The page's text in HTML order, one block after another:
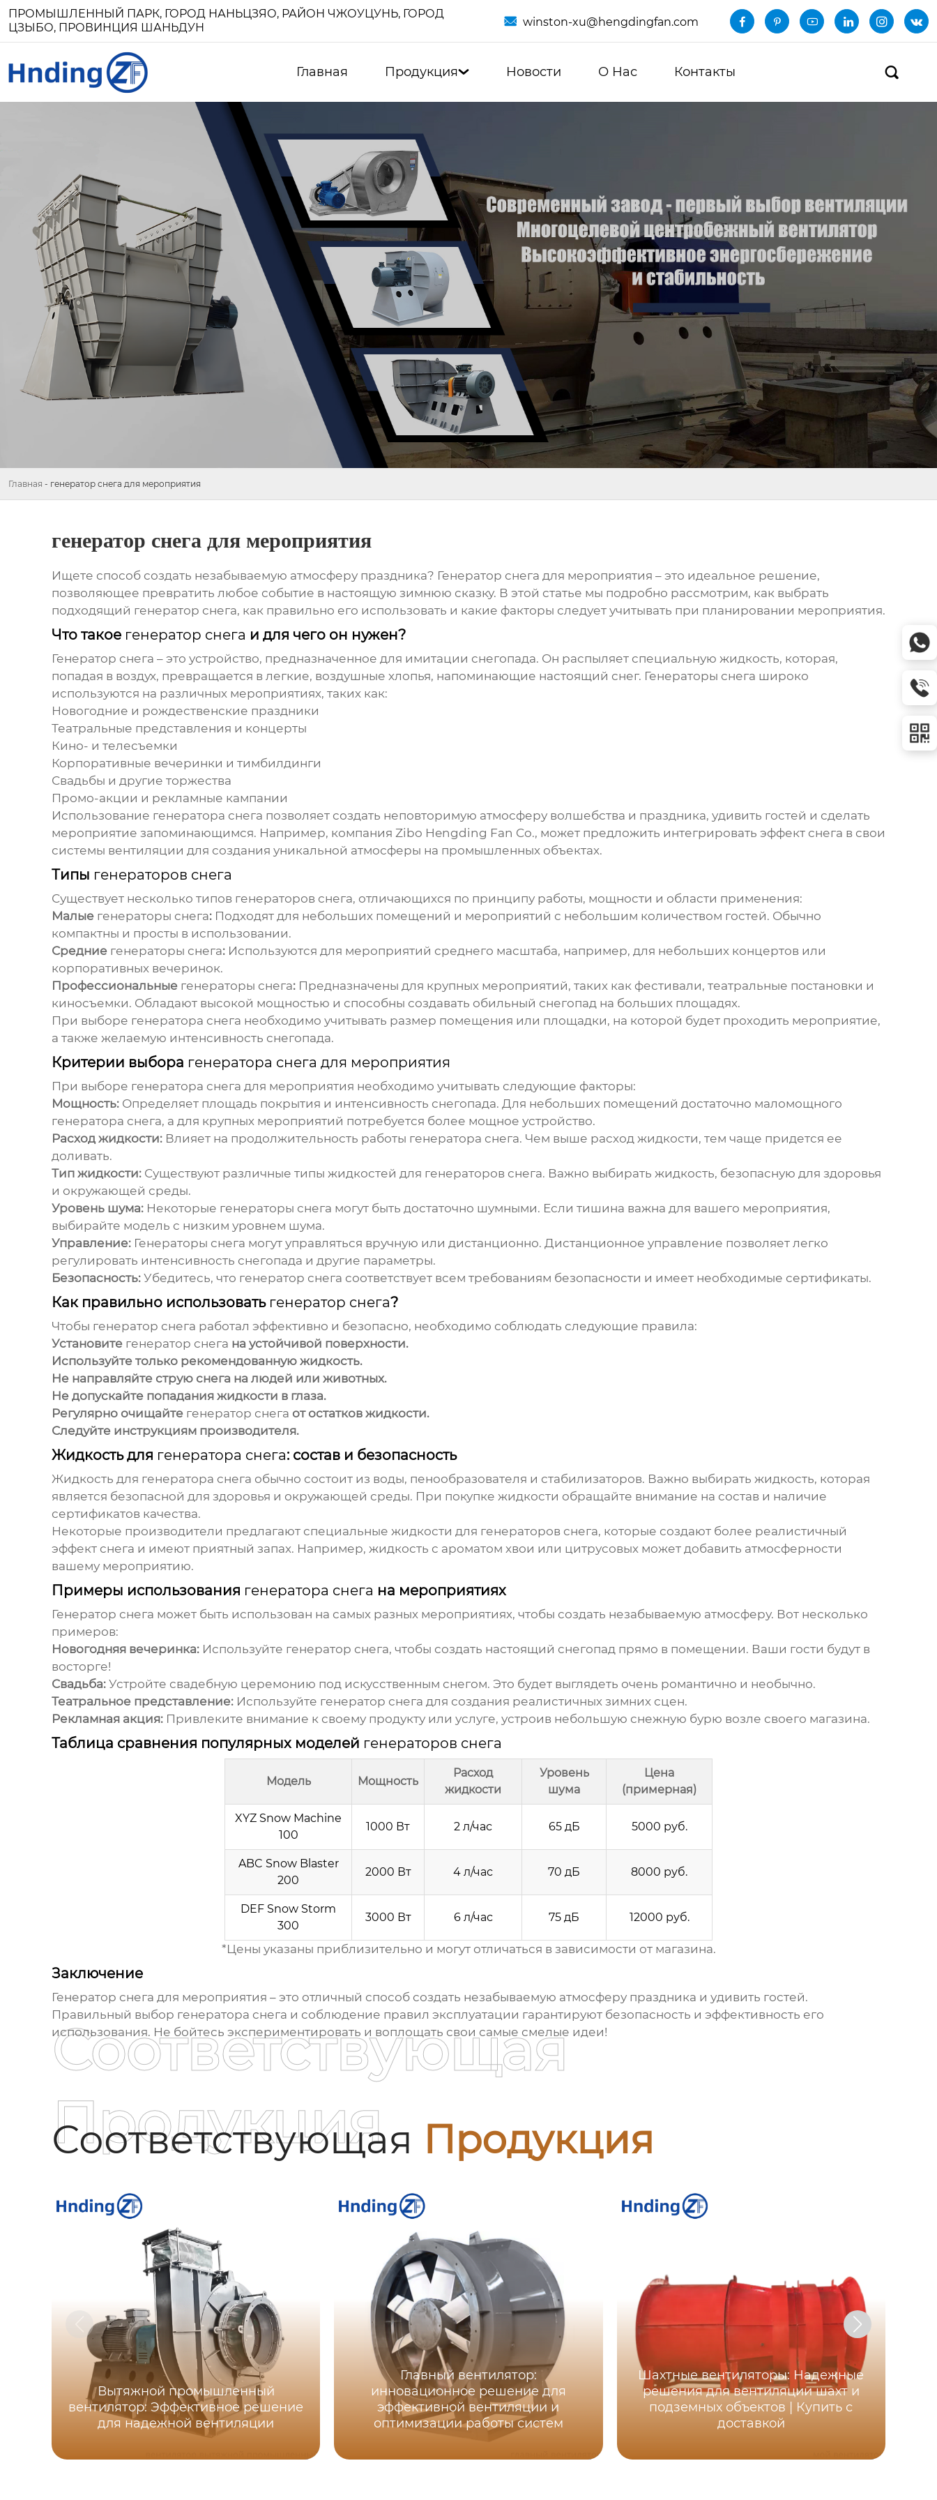
ПРОМЫШЛЕННЫЙ ПАРК, ГОРОД НАНЬЦЗЯО, РАЙОН ЧЖОУЦУНЬ, ГОРОД
ЦЗЫБО, ПРОВИНЦИЯ ШАНЬДУН
 winston-xu@hengdingfan.com      
Главная Продукция Новости О Нас Контакты 
Главная - генератор снега для мероприятия
генератор снега для мероприятия
Ищете способ создать незабываемую атмосферу праздника? Генератор снега для мероприятия – это идеальное решение,
позволяющее превратить любое событие в настоящую зимнюю сказку. В этой статье мы подробно рассмотрим, как выбрать
подходящий генератор снега, как правильно его использовать и какие факторы следует учитывать при планировании мероприятия.
Что такое генератор снега и для чего он нужен?
Генератор снега – это устройство, предназначенное для имитации снегопада. Он распыляет специальную жидкость, которая,
попадая в воздух, превращается в легкие, воздушные хлопья, напоминающие настоящий снег. Генераторы снега широко
используются на различных мероприятиях, таких как:
Новогодние и рождественские праздники
Театральные представления и концерты
Кино- и телесъемки
Корпоративные вечеринки и тимбилдинги
Свадьбы и другие торжества
Промо-акции и рекламные кампании
Использование генератора снега позволяет создать неповторимую атмосферу волшебства и праздника, удивить гостей и сделать
мероприятие запоминающимся. Например, компания Zibo Hengding Fan Co., может предложить интегрировать эффект снега в свои
системы вентиляции для создания уникальной атмосферы на промышленных объектах.
Типы генераторов снега
Существует несколько типов генераторов снега, отличающихся по принципу работы, мощности и области применения:
Малые генераторы снега:Подходят для небольших помещений и мероприятий с небольшим количеством гостей. Обычно
компактны и просты в использовании.
Средние генераторы снега:Используются для мероприятий среднего масштаба, например, для небольших концертов или
корпоративных вечеринок.
Профессиональные генераторы снега:Предназначены для крупных мероприятий, таких как фестивали, театральные постановки и
киносъемки. Обладают высокой мощностью и способны создавать обильный снегопад на больших площадях.
При выборе генератора снега необходимо учитывать размер помещения или площадки, на которой будет проходить мероприятие,
а также желаемую интенсивность снегопада.
Критерии выбора генератора снега для мероприятия
При выборе генератора снега для мероприятия необходимо учитывать следующие факторы:
Мощность:Определяет площадь покрытия и интенсивность снегопада. Для небольших помещений достаточно маломощного
генератора снега, а для крупных мероприятий потребуется более мощное устройство.
Расход жидкости:Влияет на продолжительность работы генератора снега. Чем выше расход жидкости, тем чаще придется ее
доливать.
Тип жидкости:Существуют различные типы жидкостей для генераторов снега. Важно выбирать жидкость, безопасную для здоровья
и окружающей среды.
Уровень шума:Некоторые генераторы снега могут быть достаточно шумными. Если тишина важна для вашего мероприятия,
выбирайте модель с низким уровнем шума.
Управление: Генераторы снега могут управляться вручную или дистанционно. Дистанционное управление позволяет легко
регулировать интенсивность снегопада и другие параметры.
Безопасность:Убедитесь, что генератор снега соответствует всем требованиям безопасности и имеет необходимые сертификаты.
Как правильно использовать генератор снега?
Чтобы генератор снега работал эффективно и безопасно, необходимо соблюдать следующие правила:
Установите генератор снега на устойчивой поверхности.
Используйте только рекомендованную жидкость.
Не направляйте струю снега на людей или животных.
Не допускайте попадания жидкости в глаза.
Регулярно очищайте генератор снега от остатков жидкости.
Следуйте инструкциям производителя.
Жидкость для генератора снега: состав и безопасность
Жидкость для генератора снега обычно состоит из воды, пенообразователя и стабилизаторов. Важно выбирать жидкость, которая
является безопасной для здоровья и окружающей среды. При покупке жидкости обращайте внимание на состав и наличие
сертификатов качества.
Некоторые производители предлагают специальные жидкости для генераторов снега, которые создают более реалистичный
эффект снега и имеют приятный запах. Например, жидкость с ароматом хвои или цитрусовых может добавить атмосферности
вашему мероприятию.
Примеры использования генератора снега на мероприятиях
Генератор снега может быть использован на самых разных мероприятиях, чтобы создать незабываемую атмосферу. Вот несколько
примеров:
Новогодняя вечеринка:Используйте генератор снега, чтобы создать настоящий снегопад прямо в помещении. Ваши гости будут в
восторге!
Свадьба:Устройте свадебную церемонию под искусственным снегом. Это будет выглядеть очень романтично и необычно.
Театральное представление:Используйте генератор снега для создания реалистичных зимних сцен.
Рекламная акция:Привлеките внимание к своему продукту или услуге, устроив небольшую снежную бурю возле своего магазина.
Таблица сравнения популярных моделей генераторов снега
Модель Мощность
Расход
жидкости
Уровень
шума
Цена
(примерная)
XYZ Snow Machine
100
1000 Вт 2 л/час 65 дБ 5000 руб.
ABC Snow Blaster
200
2000 Вт 4 л/час 70 дБ 8000 руб.
DEF Snow Storm
300
3000 Вт 6 л/час 75 дБ 12000 руб.
*Цены указаны приблизительно и могут отличаться в зависимости от магазина.
Заключение
Генератор снега для мероприятия – это отличный способ создать незабываемую атмосферу праздника и удивить гостей.
Правильный выбор генератора снега и соблюдение правил эксплуатации гарантируют безопасность и эффективность его
использования. Не бойтесь экспериментировать и воплощать свои самые смелые идеи!
Соответствующая Продукция
Соответствующая
Продукция
Вытяжной промышленный
вентилятор: Эффективное решение
для надежной вентиляции
Главный вентилятор:
инновационное решение для
эффективной вентиляции и
оптимизации работы систем
Шахтные вентиляторы: Надежные
решения для вентиляции шахт и
подземных объектов | Купить с
доставкой